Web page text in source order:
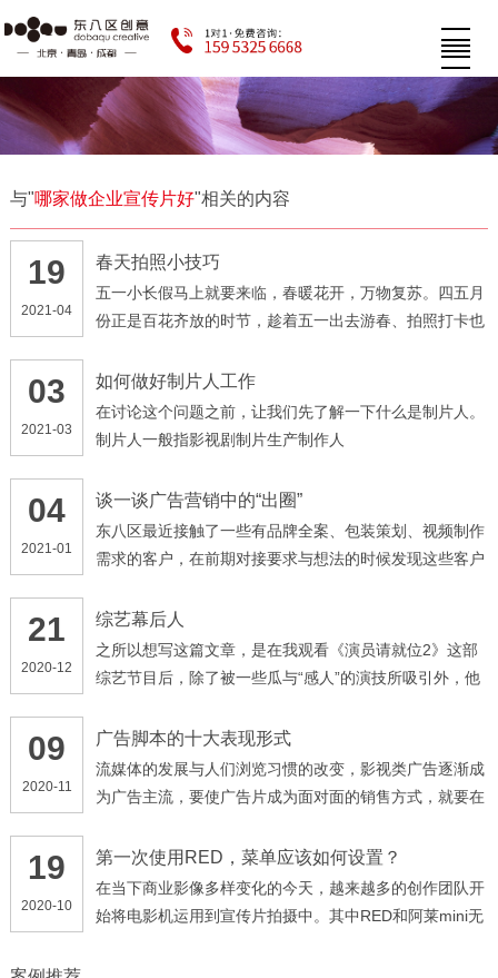
与"哪家做企业宣传片好"相关的内容
19
2021-04
春天拍照小技巧
五一小长假马上就要来临，春暖花开，万物复苏。四五月
份正是百花齐放的时节，趁着五一出去游春、拍照打卡也
03
2021-03
如何做好制片人工作
在讨论这个问题之前，让我们先了解一下什么是制片人。
制片人一般指影视剧制片生产制作人
04
2021-01
谈一谈广告营销中的“出圈”
东八区最近接触了一些有品牌全案、包装策划、视频制作
需求的客户，在前期对接要求与想法的时候发现这些客户
我是做什么产品，我有什么需求，我面向的是什么群体，
我的产品、广告一定要“出圈”。时代在进步，甲方爸爸的
需求由“高端、大气、上档次”演变为了“出圈”，那么何
输出，企业想要给受众传达的信息，忽略了受众的想法，
此种营销思路更加偏表面化、形象化
21
2020-12
综艺幕后人
之所以想写这篇文章，是在我观看《演员请就位2》这部
综艺节目后，除了被一些瓜与“感人”的演技所吸引外，他
艺节目，最引人关注的一点，就是他们的影视化部分，多
位导演通过选拔自己心仪的演员，来拍摄各种经典影视类
片段，以及自创的剧情
09
2020-11
广告脚本的十大表现形式
流媒体的发展与人们浏览习惯的改变，影视类广告逐渐成
为广告主流，要使广告片成为面对面的销售方式，就要在
达广告讯息，一般来讲有下列几种主要形式： ( 1 )故事
式。用讲故事形式来表达商品与受众的关系，使受众产生
共鸣
19
2020-10
第一次使用RED，菜单应该如何设置？
在当下商业影像多样变化的今天，越来越多的创作团队开
始将电影机运用到宣传片拍摄中。其中RED和阿莱mini无